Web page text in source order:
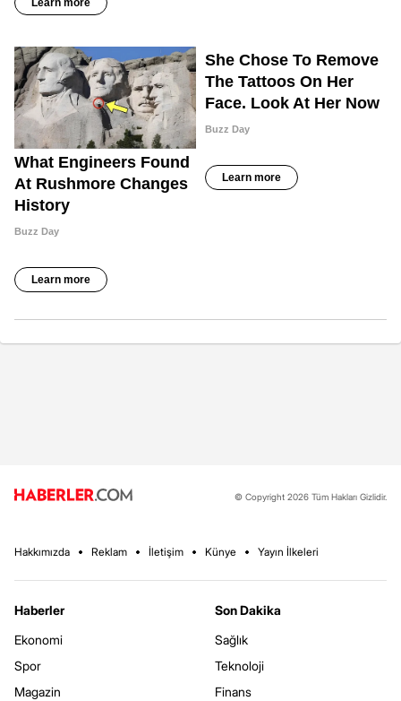
© Copyright 2026 Tüm Hakları Gizlidir.
Hakkımızda Reklam İletişim Künye Yayın İlkeleri
Haberler
Ekonomi
Spor
Magazin
Son Dakika
Sağlık
Teknoloji
Finans